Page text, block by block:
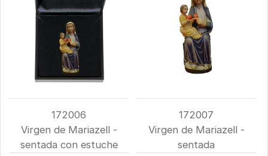
172006
Virgen de Mariazell -
sentada con estuche
172007
Virgen de Mariazell -
sentada